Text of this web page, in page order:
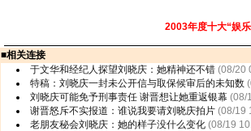
2003年度十大“娱
■相关连接
于文华和经纪人探望刘晓庆：她精神还不错 (08/20
特稿：刘晓庆一封未公开信与取保候审后的未知数
刘晓庆可能免予刑事责任 谢晋想让她重返银幕 (08/
谢晋怒斥不实报道：谁说我要请刘晓庆拍片 (08/19
老朋友秘会刘晓庆：她的样子没什么变化 (08/19